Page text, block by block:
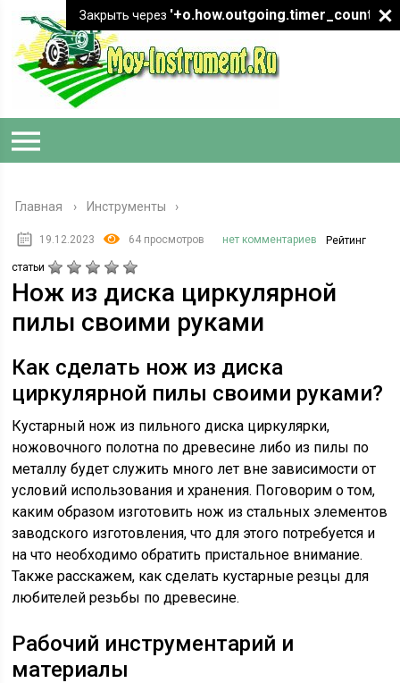
Главная › Инструменты
19.12.2023 64 просмотров нет комментариев Рейтинг
статьи
Нож из диска циркулярной
пилы своими руками
Как сделать нож из диска
циркулярной пилы своими руками?
Кустарный нож из пильного диска циркулярки,
ножовочного полотна по древесине либо из пилы по
металлу будет служить много лет вне зависимости от
условий использования и хранения. Поговорим о том,
каким образом изготовить нож из стальных элементов
заводского изготовления, что для этого потребуется и
на что необходимо обратить пристальное внимание.
Также расскажем, как сделать кустарные резцы для
любителей резьбы по древесине.
Рабочий инструментарий и
материалы
Закрыть через '+o.how.outgoing.timer_count+"